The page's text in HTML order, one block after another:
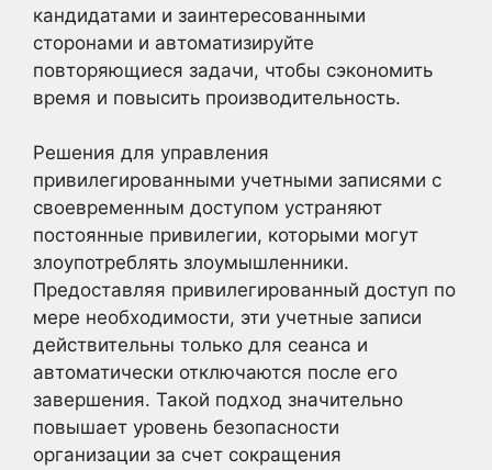
кандидатами и заинтересованными
сторонами и автоматизируйте
повторяющиеся задачи, чтобы сэкономить
время и повысить производительность.
Решения для управления
привилегированными учетными записями с
своевременным доступом устраняют
постоянные привилегии, которыми могут
злоупотреблять злоумышленники.
Предоставляя привилегированный доступ по
мере необходимости, эти учетные записи
действительны только для сеанса и
автоматически отключаются после его
завершения. Такой подход значительно
повышает уровень безопасности
организации за счет сокращения